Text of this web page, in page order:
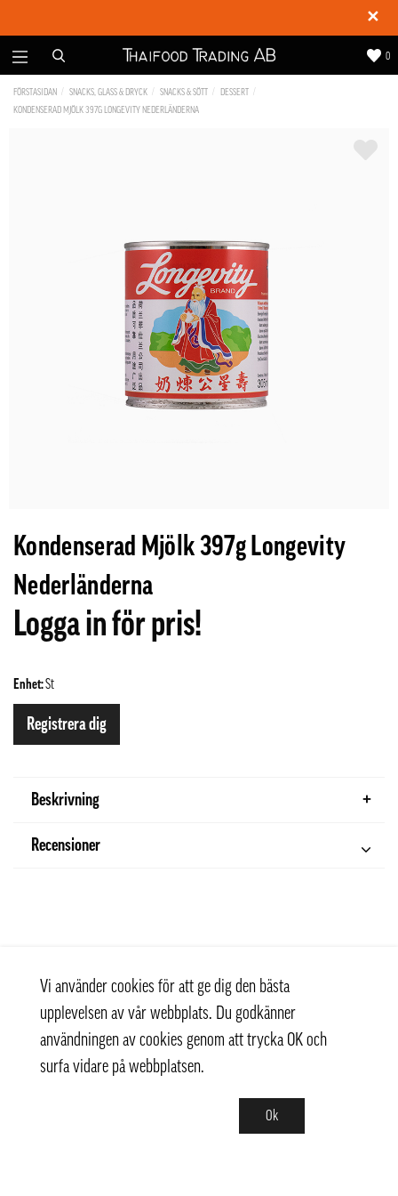
✕
0
FÖRSTASIDAN SNACKS, GLASS & DRYCK SNACKS & SÖTT
DESSERT
KONDENSERAD MJÖLK 397G LONGEVITY NEDERLÄNDERNA
Kondenserad Mjölk 397g Longevity
Nederländerna
Logga in för pris!
Enhet:St
Registrera dig
Beskrivning
Recensioner
Vi använder cookies för att ge dig den bästa
upplevelsen av vår webbplats. Du godkänner
användningen av cookies genom att trycka OK och
surfa vidare på webbplatsen.
Ok